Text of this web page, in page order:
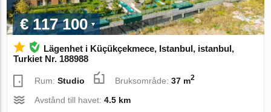
€ 117 100
Lägenhet i Küçükçekmece, Istanbul, istanbul,
Turkiet Nr. 188988
Rum:Studio Bruksområde:37 m2
Avstånd till havet:4.5 km